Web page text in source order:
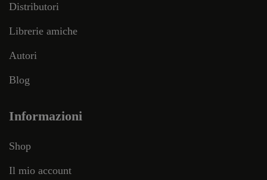
Distributori
Librerie amiche
Autori
Blog
Informazioni
Shop
Il mio account